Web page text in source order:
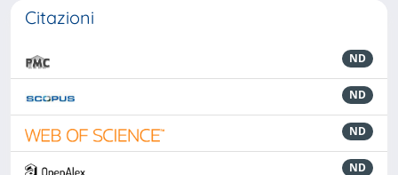
Citazioni
ND
ND
ND
ND